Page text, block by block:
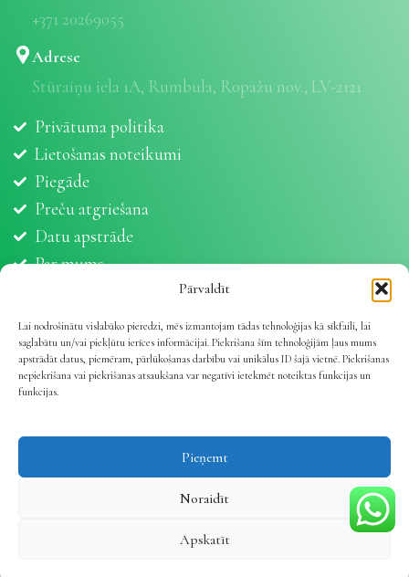
Pārvaldīt
Lai nodrošinātu vislabāko pieredzi, mēs izmantojam tādas tehnoloģijas kā sīkfaili, lai
saglabātu un/vai piekļūtu ierīces informācijai. Piekrišana šīm tehnoloģijām ļaus mums
apstrādāt datus, piemēram, pārlūkošanas darbību vai unikālus ID šajā vietnē. Piekrišanas
nepiekrišana vai piekrišanas atsaukšana var negatīvi ietekmēt noteiktas funkcijas un
funkcijas.
Pieņemt
Noraidīt
Apskatīt
+371 20269055
Adrese
Stūraiņu iela 1A, Rumbula, Ropažu nov., LV-2121
Privātuma politika
Lietošanas noteikumi
Piegāde
Preču atgriešana
Datu apstrāde
Par mums
Sīkdatnes